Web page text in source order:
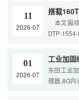
11
2026-07
本文围
DTP-
01
2026-07
东田工业
理器,8G内